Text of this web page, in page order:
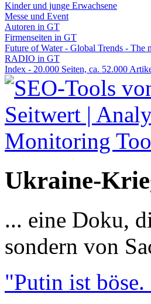
Kinder und junge Erwachsene
Messe und Event
Autoren in GT
Firmenseiten in GT
Future of Water - Global Trends - The
RADIO in GT
Index - 20.000 Seiten, ca. 52.000
Ukraine-
... eine Doku,
sondern von
"Putin ist